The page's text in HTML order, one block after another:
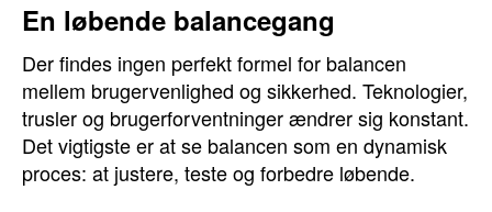
En løbende balancegang
Der findes ingen perfekt formel for balancen
mellem brugervenlighed og sikkerhed. Teknologier,
trusler og brugerforventninger ændrer sig konstant.
Det vigtigste er at se balancen som en dynamisk
proces: at justere, teste og forbedre løbende.